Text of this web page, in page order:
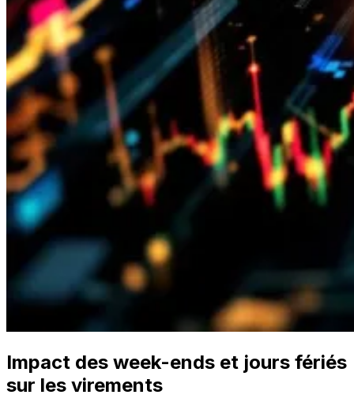
Impact des week-ends et jours fériés
sur les virements